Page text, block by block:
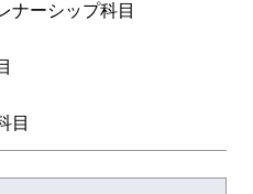
ナーシップ科目
目